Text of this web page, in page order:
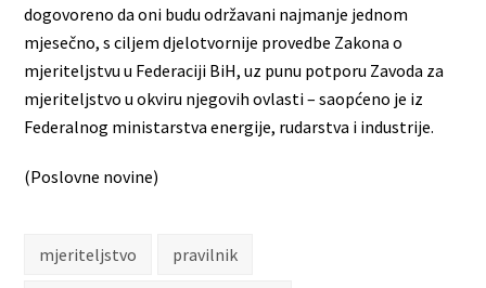
dogovoreno da oni budu održavani najmanje jednom
mjesečno, s ciljem djelotvornije provedbe Zakona o
mjeriteljstvu u Federaciji BiH, uz punu potporu Zavoda za
mjeriteljstvo u okviru njegovih ovlasti – saopćeno je iz
Federalnog ministarstva energije, rudarstva i industrije.
(Poslovne novine)
mjeriteljstvo pravilnik